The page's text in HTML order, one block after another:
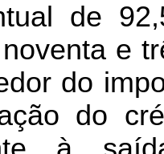
de
e
do
do